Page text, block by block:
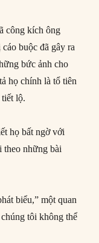
công kích ông
buộc đã gây ra
bức ảnh cho
họ chính là tổ tiên
lộ.
họ bất ngờ với
theo những bài
biểu,” một quan
tôi không thể